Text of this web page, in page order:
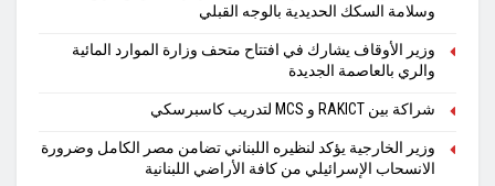
وسلامة السكك الحديدية بالوجه القبلي
وزير الأوقاف يشارك في افتتاح متحف وزارة الموارد المائية
والري بالعاصمة الجديدة
شراكة بين RAKICT و MCS لتدريب كاسبرسكي
وزير الخارجية يؤكد لنظيره اللبناني تضامن مصر الكامل وضرورة
الانسحاب الإسرائيلي من كافة الأراضي اللبنانية